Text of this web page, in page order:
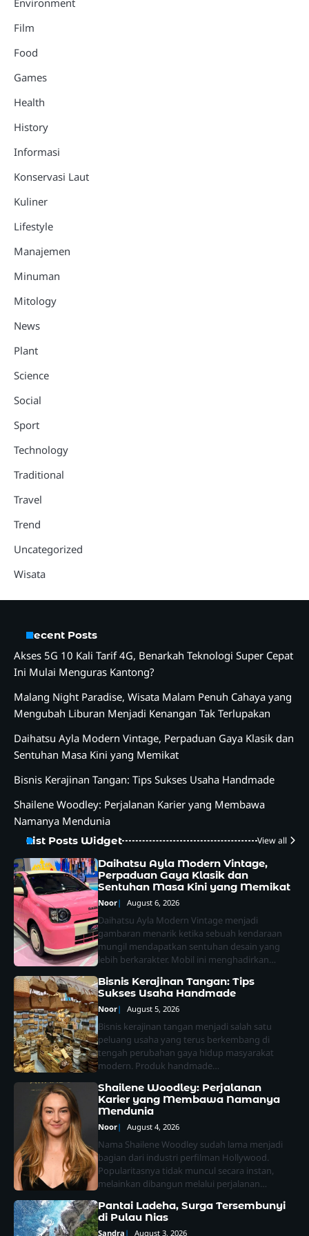
Film
Food
Games
Health
History
Informasi
Konservasi Laut
Kuliner
Lifestyle
Manajemen
Minuman
Mitology
News
Plant
Science
Social
Sport
Technology
Traditional
Travel
Trend
Uncategorized
Wisata
Recent Posts
Akses 5G 10 Kali Tarif 4G, Benarkah Teknologi Super Cepat
Ini Mulai Menguras Kantong?
Malang Night Paradise, Wisata Malam Penuh Cahaya yang
Mengubah Liburan Menjadi Kenangan Tak Terlupakan
Daihatsu Ayla Modern Vintage, Perpaduan Gaya Klasik dan
Sentuhan Masa Kini yang Memikat
Bisnis Kerajinan Tangan: Tips Sukses Usaha Handmade
Shailene Woodley: Perjalanan Karier yang Membawa
Namanya Mendunia
List Posts Widget View all
Daihatsu Ayla Modern Vintage,
Perpaduan Gaya Klasik dan
Sentuhan Masa Kini yang Memikat
Noor August 6, 2026
Daihatsu Ayla Modern Vintage menjadi
gambaran menarik ketika sebuah kendaraan
mungil mendapatkan sentuhan desain yang
lebih berkarakter. Mobil ini menghadirkan…
Bisnis Kerajinan Tangan: Tips
Sukses Usaha Handmade
Noor August 5, 2026
Bisnis kerajinan tangan menjadi salah satu
peluang usaha yang terus berkembang di
tengah perubahan gaya hidup masyarakat
modern. Produk handmade…
Shailene Woodley: Perjalanan
Karier yang Membawa Namanya
Mendunia
Noor August 4, 2026
Nama Shailene Woodley sudah lama menjadi
bagian dari industri perfilman Hollywood.
Popularitasnya tidak muncul secara instan,
melainkan dibangun melalui perjalanan…
Pantai Ladeha, Surga Tersembunyi
di Pulau Nias
Sandra August 3, 2026